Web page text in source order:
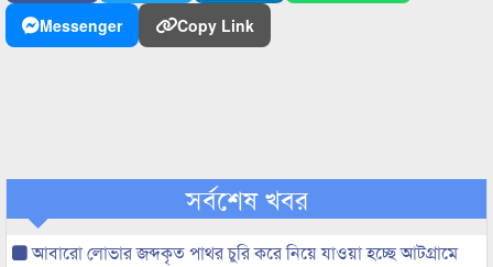
Messenger
Copy Link
সর্বশেষ খবর
আবারো লোভার জব্দকৃত পাথর চুরি করে নিয়ে যাওয়া হচ্ছে আটগ্রামে